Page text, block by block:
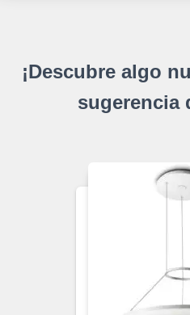
¡Descubre algo
sugerencia